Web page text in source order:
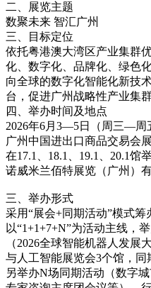
二、展览主题
数聚未来 智汇广州
三、目标定位
依托粤港澳大湾区产业集群
化、数字化、品牌化、绿色
向全球的数字化智能化新技
台，促进广州战略性产业集
四、举办时间及地点
2026年6月3—5日（周三—周
广州中国进出口商品交易会
在17.1、18.1、19.1、20.1馆
诺威米兰佰特展览（广州）
三、举办形式
采用“展会+同期活动”模式筹
以“1+1+7+N”为活动主线，
（2026全球智能机器人发展
与人工智能展览会3个馆，同
另举办N场同期活动（数字